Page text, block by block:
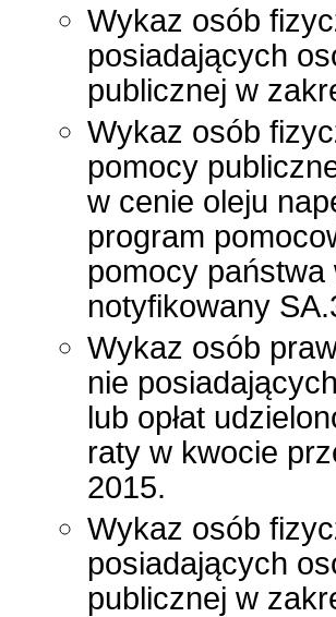
Wykaz osób
posiadających
publicznej w
Wykaz osób
pomocy
w cenie oleju
program
pomocy
notyfikowany
Wykaz osób
nie
lub opłat
raty w kwocie
2015.
Wykaz osób
posiadających
publicznej w